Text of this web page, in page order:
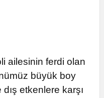
ailesinin ferdi olan
büyük boy
etkenlere karşı